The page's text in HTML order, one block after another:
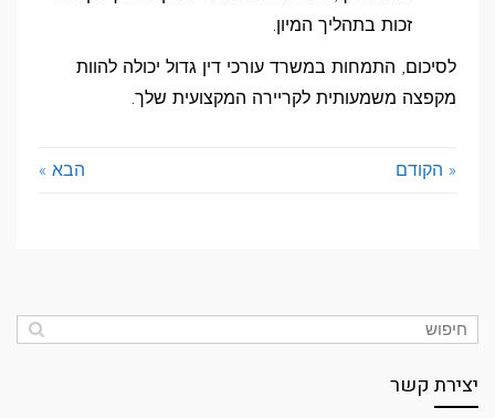
זכות בתהליך המיון.
לסיכום, התמחות במשרד עורכי דין גדול יכולה להוות
מקפצה משמעותית לקריירה המקצועית שלך.
« הקודם הבא »
יצירת קשר